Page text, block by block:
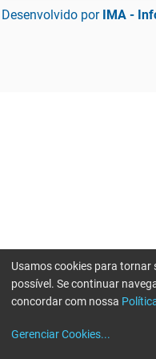
Desenvolvido por IMA -
Usamos cookies para tornar
possível. Se continuar
concordar com nossa
Gerenciar Cookies...
Erro ao enviar